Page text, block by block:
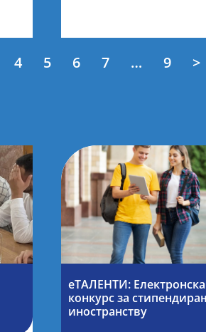
4 5 6 7 … 9 >
еТАЛЕНТИ: Електронска
конкурс за
иностранству